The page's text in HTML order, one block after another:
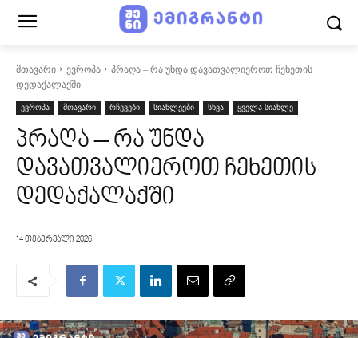
მთავარი ევროპა
პრაღა – რა უნდა დავათვალიეროთ ჩეხეთის
დედაქალაქში
ევროპა მთავარი რჩევები სიახლეები სხვა ყველა სიახლე
პრაღა – რა უნდა
დავათვალიეროთ ჩეხეთის
დედაქალაქში
14 თებერვალი 2026